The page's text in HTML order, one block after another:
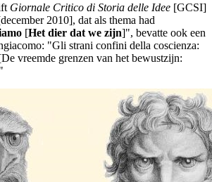
Giornale Critico di Storia delle Idee [GCSI]
2010], dat als thema had
[Het dier dat we zijn]", bevatte ook een
"Gli strani confini della coscienza:
vreemde grenzen van het bewustzijn: